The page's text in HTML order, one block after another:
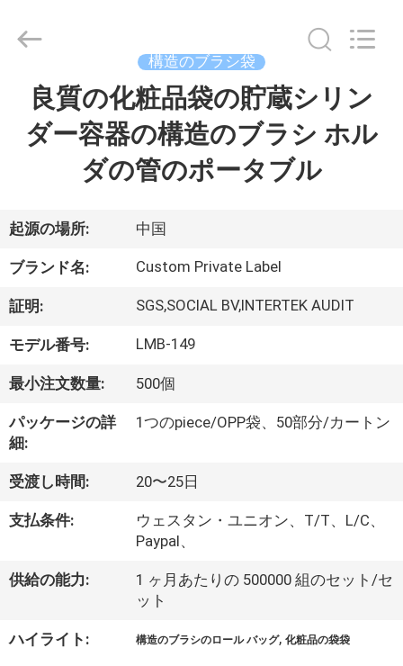
ダ
ク
ト
私
に
つ
い
場
2017
Chanmy
Cosmetics
構造のブラシ袋
良質の化粧品袋の貯蔵シリン
ダー容器の構造のブラシ ホル
ダの管のポータブル
起源の場所: 中国
ブランド名: Custom Private Label
証明: SGS,SOCIAL BV,INTERTEK AUDIT
モデル番号: LMB-149
最小注文数量: 500個
パッケージの詳
細:
1つのpiece/OPP袋、50部分/カートン
受渡し時間: 20〜25日
支払条件:
ウェスタン・ユニオン、T/T、L/C、
Paypal、
供給の能力:
1 ヶ月あたりの 500000 組のセット/セ
ット
ハイライト: 構造のブラシのロール バッグ,化粧品の袋袋